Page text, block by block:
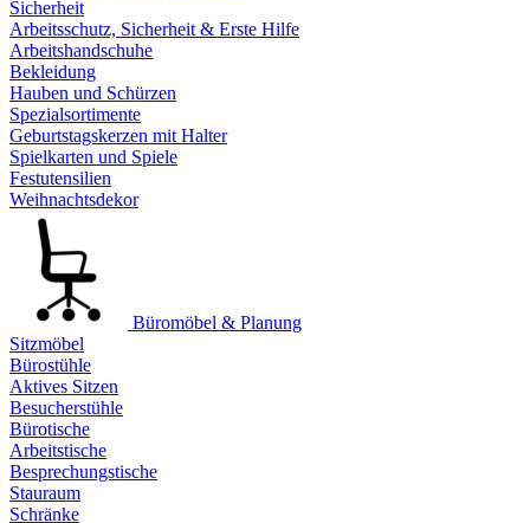
Sicherheit
Arbeitsschutz, Sicherheit & Erste Hilfe
Arbeitshandschuhe
Bekleidung
Hauben und Schürzen
Spezialsortimente
Geburtstagskerzen mit Halter
Spielkarten und Spiele
Festutensilien
Weihnachtsdekor
Büromöbel & Planung
Sitzmöbel
Bürostühle
Aktives Sitzen
Besucherstühle
Bürotische
Arbeitstische
Besprechungstische
Stauraum
Schränke